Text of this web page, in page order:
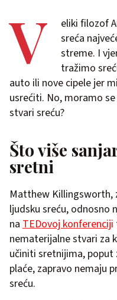
V
eliki filozof
sreća
streme. I
tražimo
auto ili nove cipele jer
usrećiti. No, moramo
stvari sreću?
Što više
sretni
Matthew Killingsworth,
ljudsku sreću, odnosno
na TEDovoj konferenciji
nematerijalne stvari za
učiniti sretnijima,
plaće, zapravo nemaju
sreću.